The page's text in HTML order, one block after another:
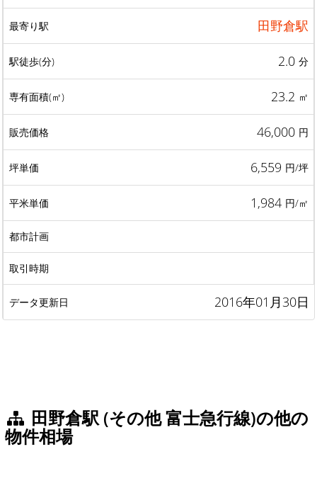
田野倉駅
2.0 分
23.2 ㎡
46,000 円
6,559 円/坪
1,984 円/㎡
2016年01月30日
田野倉駅 (その他 富士急行線)の他の
物件相場